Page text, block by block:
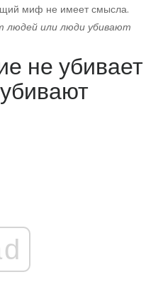
миф не имеет смысла.
людей или люди убивают
не убивает